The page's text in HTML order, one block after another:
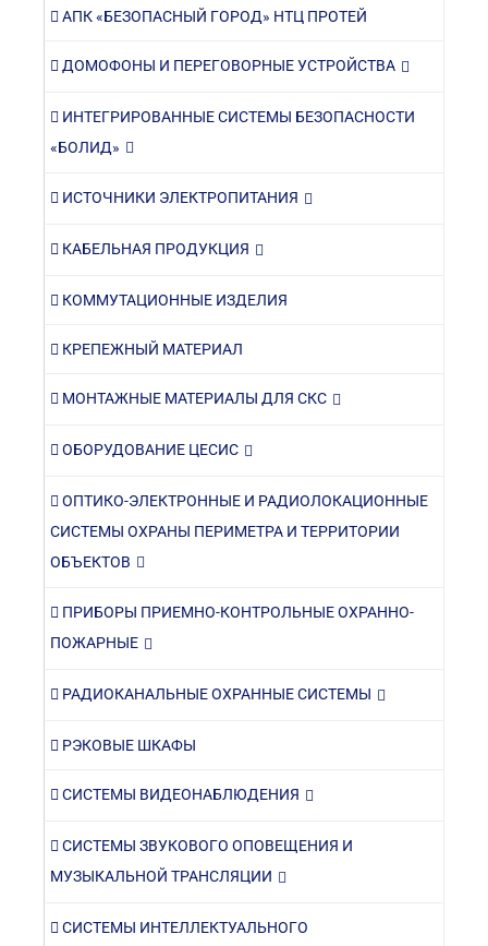
АПК «БЕЗОПАСНЫЙ ГОРОД» НТЦ ПРОТЕЙ
ДОМОФОНЫ И ПЕРЕГОВОРНЫЕ УСТРОЙСТВА
ИНТЕГРИРОВАННЫЕ СИСТЕМЫ БЕЗОПАСНОСТИ
«БОЛИД»
ИСТОЧНИКИ ЭЛЕКТРОПИТАНИЯ
КАБЕЛЬНАЯ ПРОДУКЦИЯ
КОММУТАЦИОННЫЕ ИЗДЕЛИЯ
КРЕПЕЖНЫЙ МАТЕРИАЛ
МОНТАЖНЫЕ МАТЕРИАЛЫ ДЛЯ СКС
ОБОРУДОВАНИЕ ЦЕСИС
ОПТИКО-ЭЛЕКТРОННЫЕ И РАДИОЛОКАЦИОННЫЕ
СИСТЕМЫ ОХРАНЫ ПЕРИМЕТРА И ТЕРРИТОРИИ
ОБЪЕКТОВ
ПРИБОРЫ ПРИЕМНО-КОНТРОЛЬНЫЕ ОХРАННО-
ПОЖАРНЫЕ
РАДИОКАНАЛЬНЫЕ ОХРАННЫЕ СИСТЕМЫ
РЭКОВЫЕ ШКАФЫ
СИСТЕМЫ ВИДЕОНАБЛЮДЕНИЯ
СИСТЕМЫ ЗВУКОВОГО ОПОВЕЩЕНИЯ И
МУЗЫКАЛЬНОЙ ТРАНСЛЯЦИИ
СИСТЕМЫ ИНТЕЛЛЕКТУАЛЬНОГО